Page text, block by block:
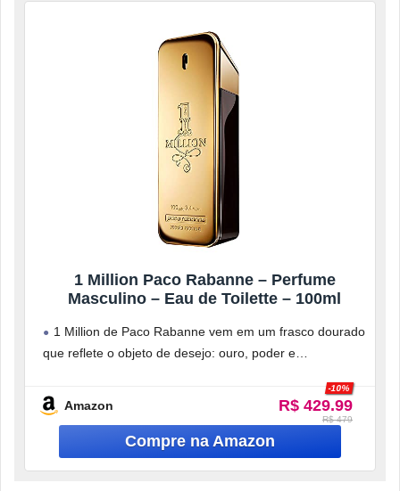
1 Million Paco Rabanne – Perfume
Masculino – Eau de Toilette – 100ml
1 Million de Paco Rabanne vem em um frasco dourado
que reflete o objeto de desejo: ouro, poder e
Amazon R$ 429.99
-10%
R$ 479